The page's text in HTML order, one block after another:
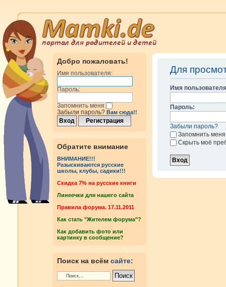
Добро пожаловать!
Имя пользователя:
Пароль:
Запомнить меня
Забыли пароль? Вам сюда!!
Обратите внимание
ВНИМАНИЕ!!!
Разыскиваются русские
школы, клубы, садики!!!
Cкидка 7% на русские книги
Линеечки для нашего сайта
Правила форума. 17.11.2011
Как стать "Жителем форума"?
Как добавить фото или
картинку в сообщение?
Поиск на всём сайте:
Для
Имя
Пароль:
Забыли пароль?
Запомнить меня
Скрыть моё